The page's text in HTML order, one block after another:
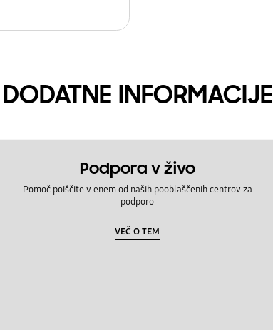
DODATNE INFORMACIJE
Podpora v živo
Pomoč poiščite v enem od naših pooblaščenih centrov za
podporo
VEČ O TEM